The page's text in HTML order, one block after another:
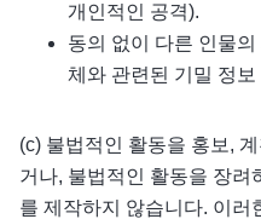
개인적인 공격).
동의 없이 다른 인물
체와 관련된 기밀 정보
(c) 불법적인 활동을 홍보,
거나, 불법적인 활동을 장려
를 제작하지 않습니다. 이러